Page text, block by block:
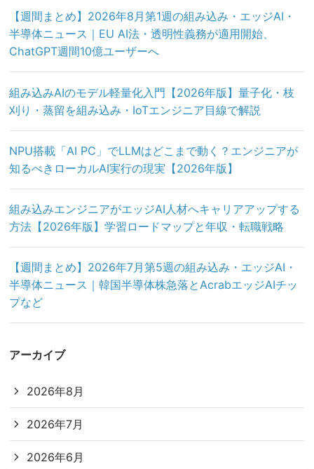
【週間まとめ】2026年8月第1週の組み込み・エッジAI・
半導体ニュース｜EU AI法・透明性義務が適用開始、
ChatGPT週間10億ユーザーへ
組み込みAIのモデル軽量化入門【2026年版】量子化・枝
刈り・蒸留を組み込み・IoTエンジニア目線で解説
NPU搭載「AI PC」でLLMはどこまで動く？エンジニアが
知るべきローカルAI実行の現実【2026年版】
組み込みエンジニアがエッジAI人材へキャリアアップする
方法【2026年版】学習ロードマップと年収・転職戦略
【週間まとめ】2026年7月第5週の組み込み・エッジAI・
半導体ニュース｜韓国半導体株急落とAcrabエッジAIチッ
プなど
アーカイブ
2026年8月
2026年7月
2026年6月